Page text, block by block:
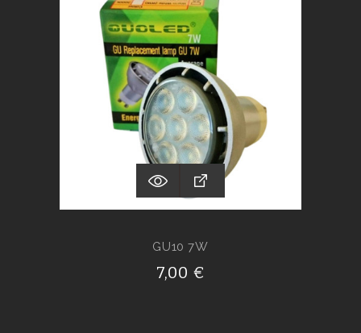
GU10 7W
7,00 €